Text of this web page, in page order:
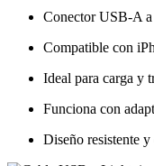
Conector USB-A
Compatible con
Ideal para carga y
Funciona con
Diseño resistente